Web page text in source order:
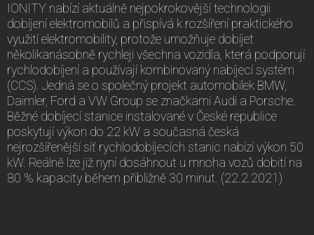
IONITY nabízí aktuálně nejpokrokovější technologii
dobíjení elektromobilů a přispívá k rozšíření praktického
využití elektromobility, protože umožňuje dobíjet
několikanásobně rychleji všechna vozidla, která podporují
rychlodobíjení a používají kombinovaný nabíjecí systém
(CCS). Jedná se o společný projekt automobilek BMW,
Daimler, Ford a VW Group se značkami Audi a Porsche.
Běžné dobíjecí stanice instalované v České republice
poskytují výkon do 22 kW a současná česká
nejrozšířenější síť rychlodobíjecích stanic nabízí výkon 50
kW. Reálně lze již nyní dosáhnout u mnoha vozů dobití na
80 % kapacity během přibližně 30 minut. (22.2.2021)